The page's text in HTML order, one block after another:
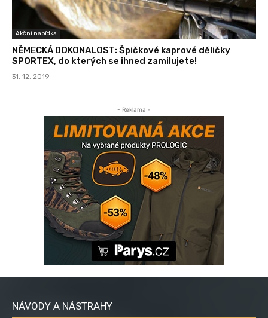
Akční nabídka
NĚMECKÁ DOKONALOST: Špičkové kaprové děličky
SPORTEX, do kterých se ihned zamilujete!
31. 12. 2019
- Reklama -
NÁVODY A NÁSTRAHY